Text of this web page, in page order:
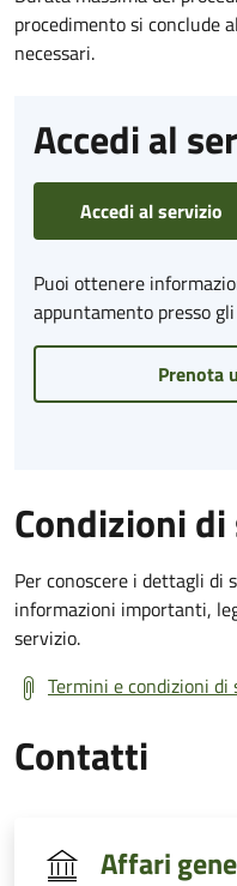
procedimento si conclude
necessari.
Accedi al
Accedi al servizio
Puoi ottenere
appuntamento presso
Prenota
Condizioni
Per conoscere i dettagli di
informazioni importanti,
servizio.
Termini e condizioni di
Contatti
Affari